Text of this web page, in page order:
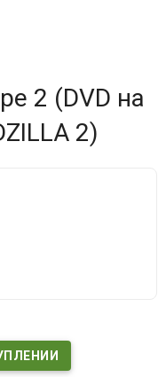
2 (DVD на
2)